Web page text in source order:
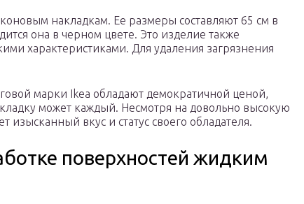
накладкам. Ее размеры составляют 65 см в
она в черном цвете. Это изделие также
характеристиками. Для удаления загрязнения
марки Ikea обладают демократичной ценой,
может каждый. Несмотря на довольно высокую
изысканный вкус и статус своего обладателя.
поверхностей жидким